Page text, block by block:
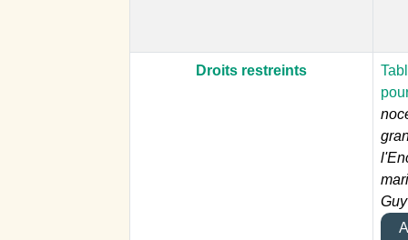
Droits restreints